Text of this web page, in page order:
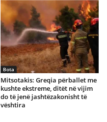
Bota
Mitsotakis: Greqia përballet me
kushte ekstreme, ditët në vijim
do të jenë jashtëzakonisht të
vështira